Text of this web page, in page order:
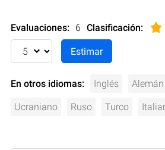
Evaluaciones: 6 Clasificación:
En otros idiomas: Inglés Alemán
Ucraniano Ruso Turco